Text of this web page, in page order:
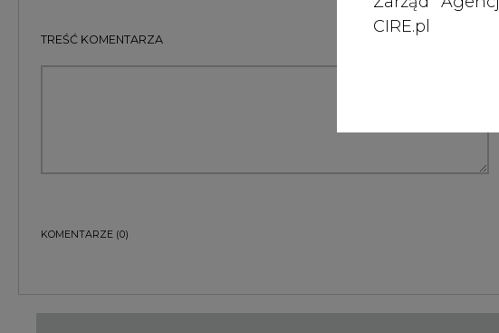
CIRE.pl
TREŚĆ KOMENTARZA
KOMENTARZE (0)